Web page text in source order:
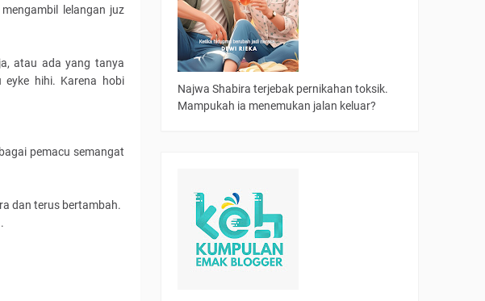
lelangan juz
atau ada yang tanya
hihi. Karena hobi
pemacu semangat
dan terus bertambah.
Najwa Shabira terjebak pernikahan toksik.
Mampukah ia menemukan jalan keluar?